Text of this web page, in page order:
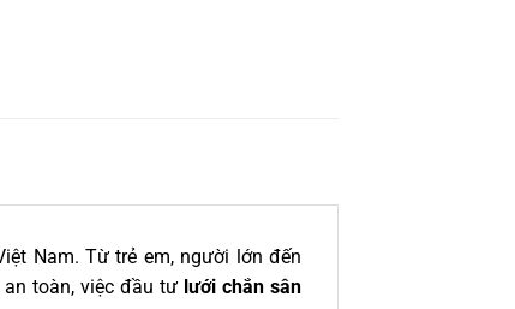
Nam. Từ trẻ em, người lớn đến
toàn, việc đầu tư lưới chắn sân